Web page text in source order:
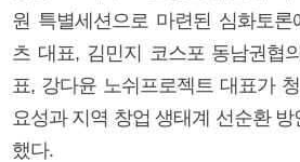
원 특별세션으로 마련된 심화토론
츠 대표, 김민지 코스포 동남권협
표, 강다윤 노쉬프로젝트 대표가
요성과 지역 창업 생태계 선순환
했다.